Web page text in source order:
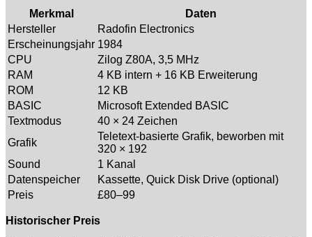
Merkmal
Daten
Hersteller
Radofin Electronics
Erscheinungsjahr 1984
CPU
Zilog Z80A, 3,5 MHz
RAM
4 KB intern + 16 KB Erweiterung
ROM
12 KB
BASIC
Microsoft Extended BASIC
Textmodus
40 × 24 Zeichen
Grafik
Teletext-basierte Grafik, beworben mit
320 × 192
Sound
1 Kanal
Datenspeicher
Kassette, Quick Disk Drive (optional)
Preis
£80–99
Historischer Preis